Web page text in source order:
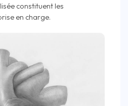
constituent les
en charge.